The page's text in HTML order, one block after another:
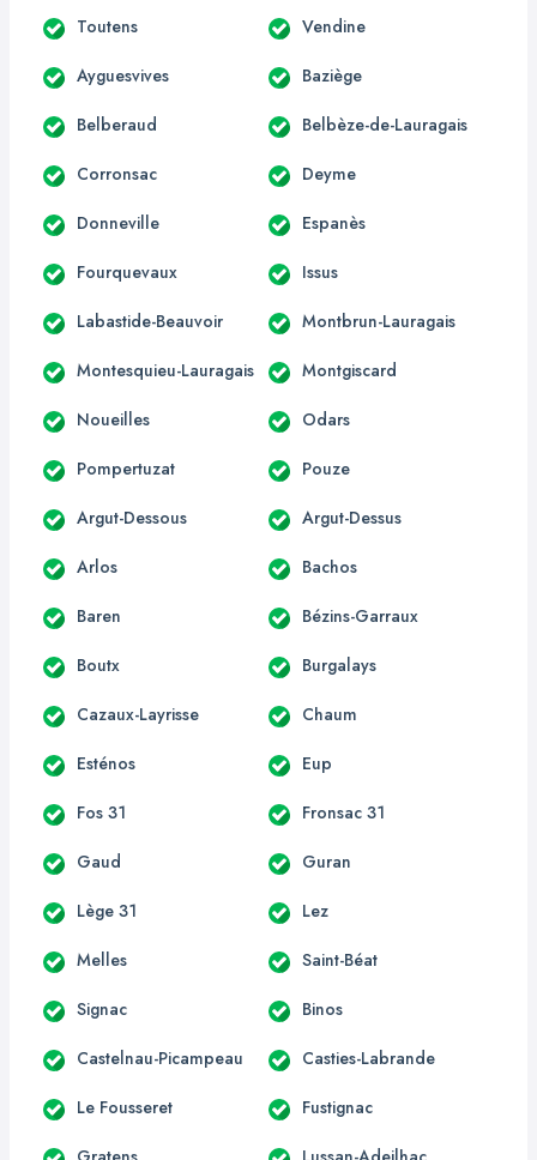
Toutens Vendine
Ayguesvives Baziège
Belberaud Belbèze-de-Lauragais
Corronsac Deyme
Donneville Espanès
Fourquevaux Issus
Labastide-Beauvoir Montbrun-Lauragais
Montesquieu-Lauragais Montgiscard
Noueilles Odars
Pompertuzat Pouze
Argut-Dessous Argut-Dessus
Arlos Bachos
Baren Bézins-Garraux
Boutx Burgalays
Cazaux-Layrisse Chaum
Esténos Eup
Fos 31 Fronsac 31
Gaud Guran
Lège 31 Lez
Melles Saint-Béat
Signac Binos
Castelnau-Picampeau Casties-Labrande
Le Fousseret Fustignac